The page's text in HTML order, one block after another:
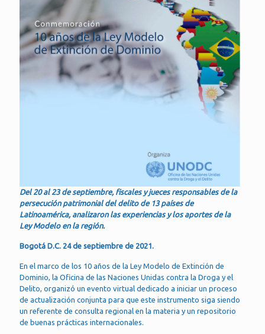
Del 20 al 23 de septiembre, fiscales y jueces responsables de la
persecución patrimonial del delito de 13 países de
Latinoamérica, analizaron las experiencias y los aportes de la
Ley Modelo en la región.
Bogotá D.C. 24 de septiembre de 2021.
En el marco de los 10 años de la Ley Modelo de Extinción de
Dominio, la Oficina de las Naciones Unidas contra la Droga y el
Delito, organizó un evento virtual dedicado a iniciar un proceso
de actualización conjunta para que este instrumento siga siendo
un referente de consulta regional en la materia y un repositorio
de buenas prácticas internacionales.